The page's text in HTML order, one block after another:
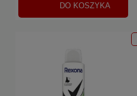
DO KOSZYKA